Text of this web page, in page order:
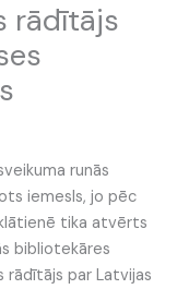
rādītājs
runās
iemesls, jo pēc
klātienē tika atvērts
bibliotekāres
rādītājs par Latvijas